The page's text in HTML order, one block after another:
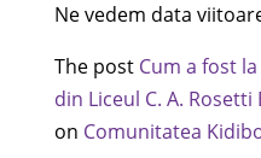
Ne vedem data
The post Cum a fost
din Liceul C. A.
on Comunitatea